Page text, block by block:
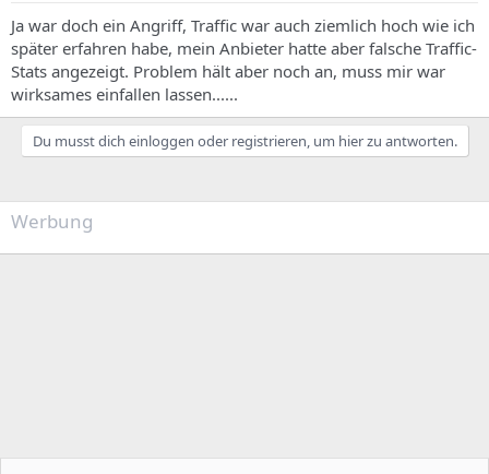
Ja war doch ein Angriff, Traffic war auch ziemlich hoch wie ich
später erfahren habe, mein Anbieter hatte aber falsche Traffic-
Stats angezeigt. Problem hält aber noch an, muss mir war
wirksames einfallen lassen......
Du musst dich einloggen oder registrieren, um hier zu antworten.
Werbung